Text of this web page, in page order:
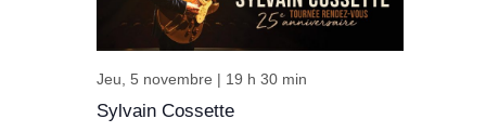
Sylvain Cossette
Jeu, 5 novembre | 19 h 30 min